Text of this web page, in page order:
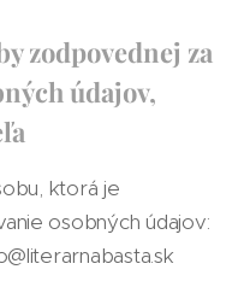
zodpovednej za
údajov,
ktorá je
osobných údajov: